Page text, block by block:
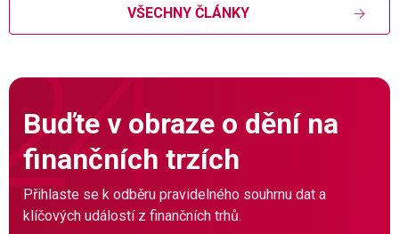
VŠECHNY ČLÁNKY
Buďte v obraze o dění na
finančních trzích
Přihlaste se k odběru pravidelného souhrnu dat a
klíčových událostí z finančních trhů.